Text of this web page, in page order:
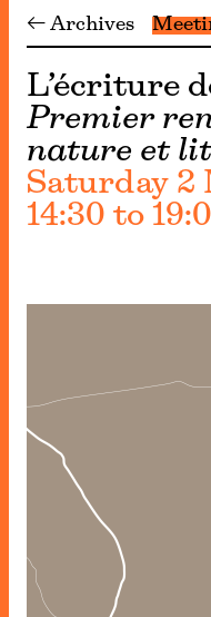
← Archives
L’écriture
Premier
nature et
Saturday 2
14:30 to